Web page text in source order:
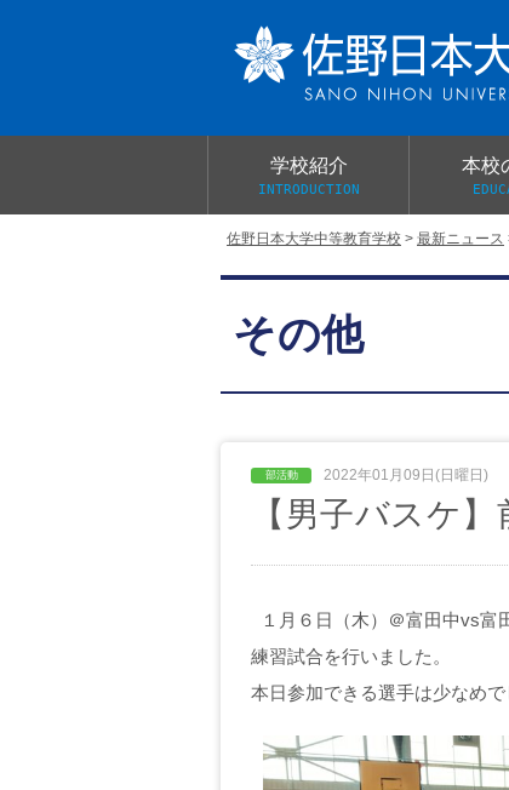
佐野日本大学中等教育学校 > 最新ニュース
学校紹介
INTRODUCTION
学校案内パンフレット
本校
総合的探究（学習）の時間
制服紹介
桜美会
その他
2022年01月09日(日曜日)
【男子バスケ
１月６日（木）＠富田中vs富
練習試合を行いました。
本日参加できる選手は少なめ